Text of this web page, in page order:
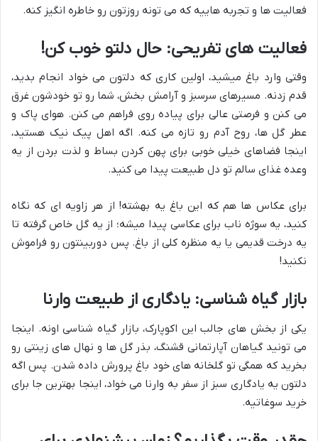
فعالیت ها و تجربه هاییه که می تونه روزتون رو خاطره انگیز کنه.
فعالیت های تفریحی: حال دلتو خوب کن!
وقتی وارد باغ میشید، اولین کاری که دلتون می خواد انجام بدید،
قدم زدنه. مسیرهای سرسبز و آرامش بخش، شما رو تو خودشون غرق
می کنن و فرصتی عالی برای پیاده روی فراهم می کنن. هوای پاک و
عطر گل ها، روح آدم رو تازه می کنه. اگه اهل پیک نیک هستید،
اینجا فضاهای خیلی خوبی برای پهن کردن بساط و لذت بردن از یه
وعده غذای سالم تو دل طبیعت پیدا می کنید.
برای عکاس ها هم که این باغ یه بهشته! از هر زاویه ای که نگاه
کنید، یه سوژه ناب برای عکاسی پیدا میشه؛ از یه گل خاص گرفته تا
یه درخت قدیمی یا یه منظره کلی از باغ. پس دوربینتون رو فراموش
نکنید!
بازار گیاه شناسی: یادگاری از طبیعت وارنا
یکی از بخش های جالب این اکوپارک، بازار گیاه شناسی اونه. اینجا
می تونید گیاهان آپارتمانی قشنگ، بذر گل ها و نهال های زینتی رو
بخرید که همگی تو گلخانه های خود باغ پرورش داده شدن. پس اگه
دلتون یه یادگاری سبز از سفر به وارنا می خواد، اینجا بهترین جا برای
خرید سوغاتیه.